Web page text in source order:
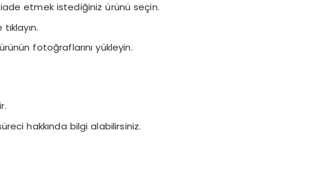
etmek istediğiniz ürünü seçin.
fotoğraflarını yükleyin.
hakkında bilgi alabilirsiniz.